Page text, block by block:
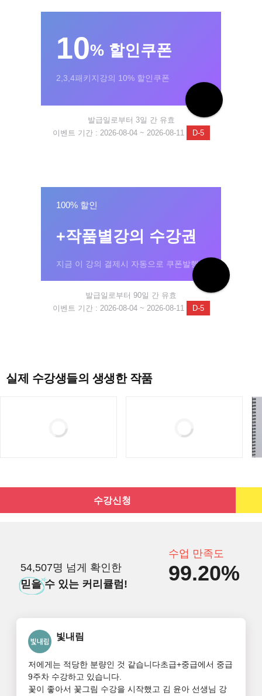
10% 할인쿠폰
2,3,4패키지강의 10% 할인쿠폰
발급일로부터 3일 간 유효
이벤트 기간 : 2026-08-04 ~ 2026-08-11
D-5
100% 할인
+작품별강의 수강권
지금 이 강의 결제시 자동으로 쿠폰발행!
발급일로부터 90일 간 유효
이벤트 기간 : 2026-08-04 ~ 2026-08-11
D-5
실제 수강생들의 생생한 작품
수강신청
54,507명 넘게 확인한
믿을수 있는 커리큘럼!
수업 만족도
99.20%
빛내림
저에게는 적당한 분량인 것 같습니다초급+중급에서 중급
9주차 수강하고 있습니다.
꽃이 좋아서 꽃그림 수강을 시작했고 김 윤아 선생님 강